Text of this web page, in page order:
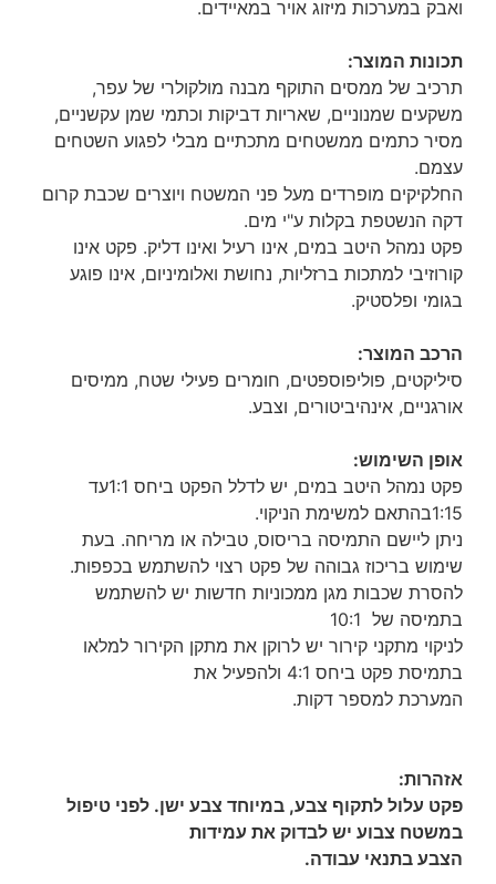
ואבק במערכות מיזוג אויר במאיידים.
תכונות המוצר:
תרכיב של ממסים התוקף מבנה מולקולרי של עפר,
משקעים שמנוניים, שאריות דביקות וכתמי שמן עקשניים,
מסיר כתמים ממשטחים מתכתיים מבלי לפגוע השטחים
עצמם.
החלקיקים מופרדים מעל פני המשטח ויוצרים שכבת קרום
דקה הנשטפת בקלות ע"י מים.
פקט נמהל היטב במים, אינו רעיל ואינו דליק. פקט אינו
קורוזיבי למתכות ברזליות, נחושת ואלומיניום, אינו פוגע
בגומי ופלסטיק.
הרכב המוצר:
סיליקטים, פוליפוספטים, חומרים פעילי שטח, ממיסים
אורגניים, אינהיביטורים, וצבע.
אופן השימוש:
פקט נמהל היטב במים, יש לדלל הפקט ביחס 1:1עד
1:15בהתאם למשימת הניקוי.
ניתן ליישם התמיסה בריסוס, טבילה או מריחה. בעת
שימוש בריכוז גבוהה של פקט רצוי להשתמש בכפפות.
להסרת שכבות מגן ממכוניות חדשות יש להשתמש
בתמיסה של 10:1
לניקוי מתקני קירור יש לרוקן את מתקן הקירור למלאו
בתמיסת פקט ביחס 4:1 ולהפעיל את
המערכת למספר דקות.
אזהרות:
פקט עלול לתקוף צבע, במיוחד צבע ישן. לפני טיפול
במשטח צבוע יש לבדוק את עמידות
הצבע בתנאי עבודה.